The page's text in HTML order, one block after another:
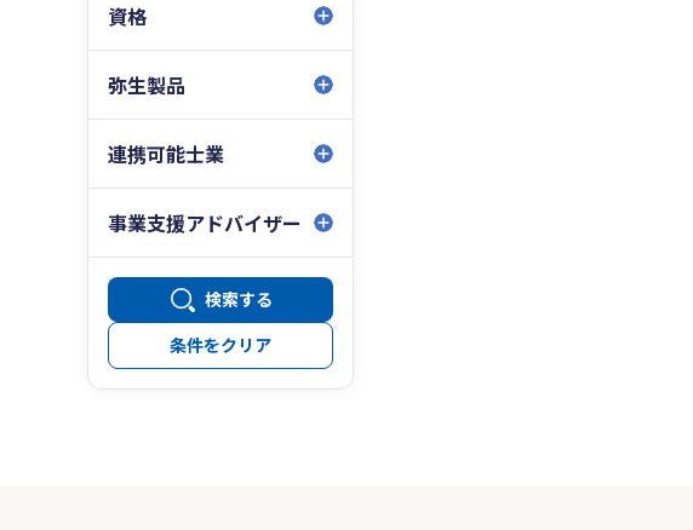
資格
弥生製品
連携可能士業
事業支援アドバイザー
検索する
条件をクリア